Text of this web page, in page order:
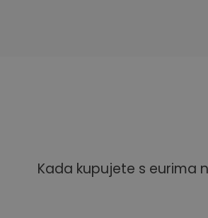
Kada kupujete s eurima